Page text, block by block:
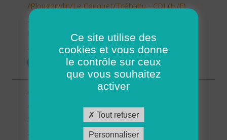
/Plougonvlin/Le Conquet/Trébabu - CDI (H/F)
29 - Finistère
Possibilité de CDI ou CDD
29/08/2025
Auxiliaire de vie sociale - Locmaria-Plouzané
/Plougonvelin/Le Conquet/Trébabu - CDD pour
Septembre (H/F)
Ce site utilise des
cookies et vous donne
le contrôle sur ceux
que vous souhaitez
activer
Tout refuser
Personnaliser